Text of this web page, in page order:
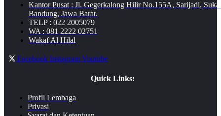
Kantor Pusat : Jl. Gegerkalong Hilir No.155A, Sarijadi,
Bandung, Jawa Barat.
TELP : 022 2005079
WA : 081 2222 02751
Wakaf Al Hilal
Facebook InstagramYoutube
Quick Links:
Profil Lembaga
Privasi